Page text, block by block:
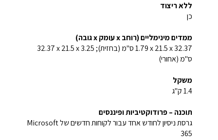
ללא ריצוד
כן
ממדים מינימליים (רוחב x עומק x גובה)
ס"מ (אחורי)
משקל
1.4‏ ק"ג
תוכנה – פרודוקטיביות ופיננסים
גרסת ניסיון לחודש אחד עבור לקוחות חדשים של Microsoft
365